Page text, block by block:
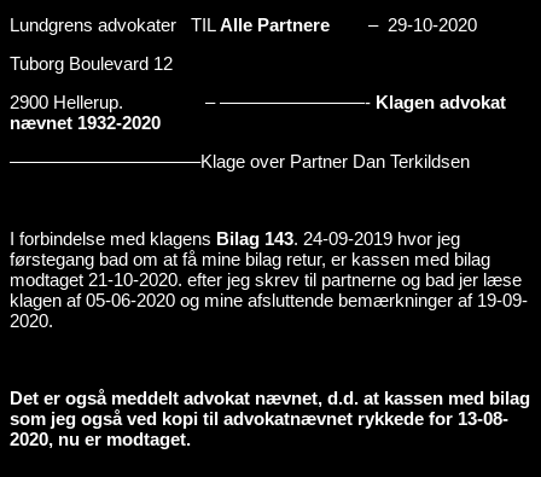
Lundgrens advokater TILAlle Partnere – 29-10-2020
Tuborg Boulevard 12
2900 Hellerup. – ————————- Klagen advokat
nævnet 1932-2020
——————————–Klage over Partner Dan Terkildsen
I forbindelse med klagens Bilag 143. 24-09-2019 hvor jeg
førstegang bad om at få mine bilag retur, er kassen med bilag
modtaget 21-10-2020. efter jeg skrev til partnerne og bad jer læse
klagen af 05-06-2020 og mine afsluttende bemærkninger af 19-09-
2020.
Det er også meddelt advokat nævnet, d.d. at kassen med bilag
som jeg også ved kopi til advokatnævnet rykkede for 13-08-
2020, nu er modtaget.